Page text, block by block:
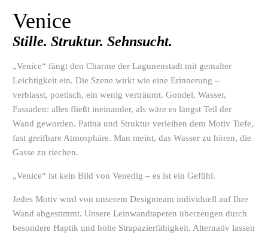
Venice
Stille. Struktur. Sehnsucht.
„Venice“ fängt den Charme der Lagunenstadt mit gemalter
Leichtigkeit ein. Die Szene wirkt wie eine Erinnerung –
verblasst, poetisch, ein wenig verträumt. Gondel, Wasser,
Fassaden: alles fließt ineinander, als wäre es längst Teil der
Wand geworden. Patina und Struktur verleihen dem Motiv Tiefe,
fast greifbare Atmosphäre. Man meint, das Wasser zu hören, die
Gasse zu riechen.
„Venice“ ist kein Bild von Venedig – es ist ein Gefühl.
Jedes Motiv wird von unserem Designteam individuell auf Ihre
Wand abgestimmt. Unsere Leinwandtapeten überzeugen durch
besondere Haptik und hohe Strapazierfähigkeit. Alternativ lassen